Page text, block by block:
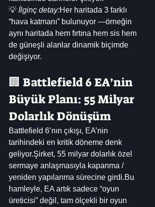
💡 İlginç detay:Her haritada 3 farklı
“hava katmanı” bulunuyor —örneğin
aynı haritada hem fırtına hem sis hem
de güneşli alanlar dinamik biçimde
değişiyor.
🏢 Battlefield 6 EA’nin
Büyük Planı: 55 Milyar
Dolarlık Dönüşüm
Battlefield 6’nın çıkışı, EA’nin
tarihindeki en kritik döneme denk
geliyor.Şirket, 55 milyar dolarlık özel
sermaye anlaşmasıyla kapanma /
yeniden yapılanma sürecine girdi.Bu
hamleyle, EA artık sadece “oyun
üreticisi” değil, tam ölçekli bir oyun